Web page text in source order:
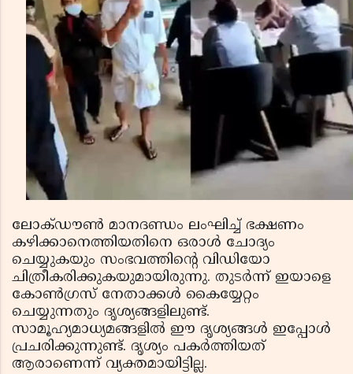
ലോക്ഡൗണ്‍ മാനദണ്ഡം ലംഘിച്ച് ഭക്ഷണം
കഴിക്കാനെത്തിയതിനെ ഒരാള്‍ ചോദ്യം
ചെയ്യുകയും സംഭവത്തിന്റെ വിഡിയോ
ചിത്രീകരിക്കുകയുമായിരുന്നു. തുടര്‍ന്ന് ഇയാളെ
കോണ്‍ഗ്രസ് നേതാക്കള്‍ കൈയ്യേറ്റം
ചെയ്യുന്നതും ദൃശ്യങ്ങളിലുണ്ട്.
സാമൂഹ്യമാധ്യമങ്ങളില്‍ ഈ ദൃശ്യങ്ങള്‍ ഇപ്പോള്‍
പ്രചരിക്കുന്നുണ്ട്. ദൃശ്യം പകര്‍ത്തിയത്
ആരാണെന്ന് വ്യക്തമായിട്ടില്ല.